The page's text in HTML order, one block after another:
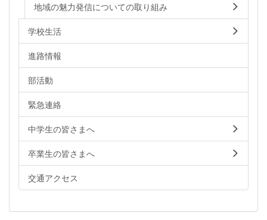
地域の魅力発信についての取り組み
学校生活
進路情報
部活動
緊急連絡
中学生の皆さまへ
卒業生の皆さまへ
交通アクセス